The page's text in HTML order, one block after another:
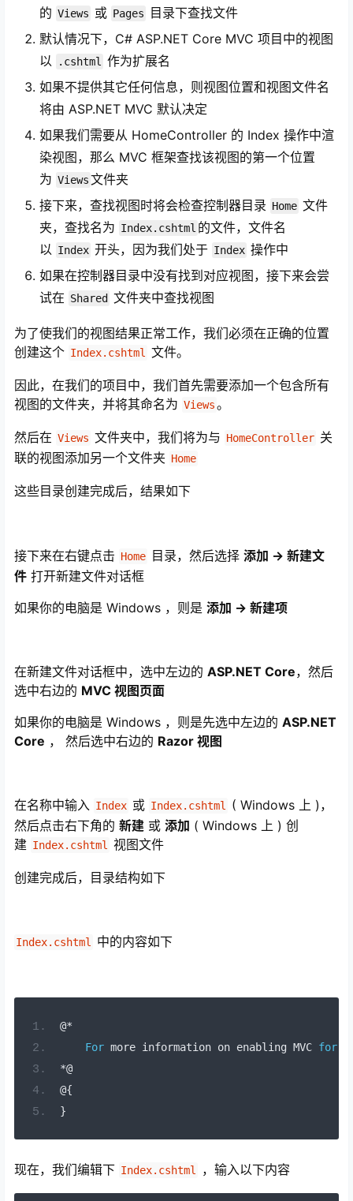
的 Views 或 Pages
目录下查找文件
默认情况下，C# ASP.NET Core MVC 项目中的视图
以
.cshtml 作为扩展名
如果不提供其它任何信息，则视图位置和视图文件名
将由 ASP.NET MVC 默认决定
如果我们需要从 HomeController 的 Index 操作中渲
染视图，那么 MVC 框架查找该视图的第一个位置
为 Views文件夹
接下来，查找视图时将会检查控制器目录 Home 文件
夹，查找名为 Index.cshtml 的文件，文件名
以 Index 开头，因为我们处于 Index 操作中
如果在控制器目录中没有找到对应视图，接下来会尝
试在 Shared 文件夹中查找视图
为了使我们的视图结果正常工作，我们必须在正确的位置
创建这个 Index.cshtml 文件。
因此，在我们的项目中，我们首先需要添加一个包含所有
视图的文件夹，并将其命名为 Views。
然后在 Views 文件夹中，我们将为与 HomeController 关
联的视图添加另一个文件夹 Home
这些目录创建完成后，结果如下
接下来在右键点击 Home 目录，然后选择 添加 -> 新建文
件 打开新建文件对话框
如果你的电脑是 Windows ，则是 添加 -> 新建项
在新建文件对话框中，选中左边的 ASP.NET Core，然后
选中右边的 MVC 视图页面
如果你的电脑是 Windows ，则是先选中左边的 ASP.NET
Core ， 然后选中右边的 Razor 视图
在名称中输入 Index 或 Index.cshtml
( Windows 上 )，
然后点击右下角的 新建 或 添加 ( Windows 上 ) 创
建 Index.cshtml 视图文件
创建完成后，目录结构如下
Index.cshtml 中的内容如下
@*
For more information on enabling MVC for
*@
@{
}
现在，我们编辑下 Index.cshtml ，输入以下内容